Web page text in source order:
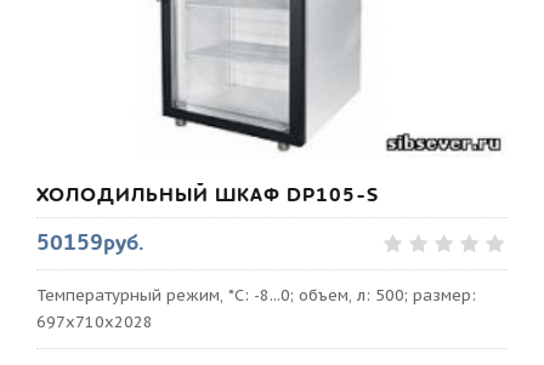
ХОЛОДИЛЬНЫЙ ШКАФ DP105-S
50159руб.
Температурный режим, *С: -8...0; объем, л: 500; размер:
697х710х2028